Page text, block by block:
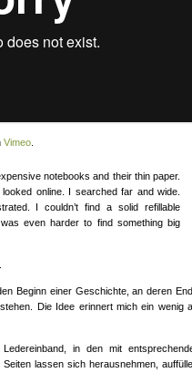
Vimeo
notebooks and their thin paper.
online. I searched far and wide.
I couldn’t find a solid refillable
even harder to find something big
Beginn einer Geschichte, an deren
stehen. Die Idee erinnert mich ein wenig
in den mit
lassen sich herausnehmen,